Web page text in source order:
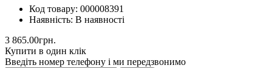
Код товару: 000008391
Наявність: В наявності
3 865.00грн.
Купити в один клік
Введіть номер телефону і ми передзвонимо